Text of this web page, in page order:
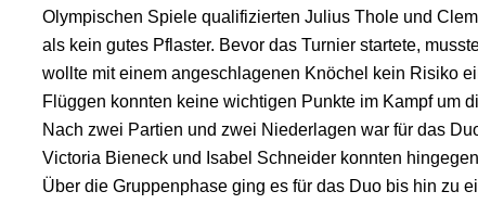
Olympischen Spiele qualifizierten Julius Thole und
als kein gutes Pflaster. Bevor das Turnier startete,
wollte mit einem angeschlagenen Knöchel kein Risiko
Flüggen konnten keine wichtigen Punkte im Kampf um
Nach zwei Partien und zwei Niederlagen war für das
Victoria Bieneck und Isabel Schneider konnten
Über die Gruppenphase ging es für das Duo bis hin zu